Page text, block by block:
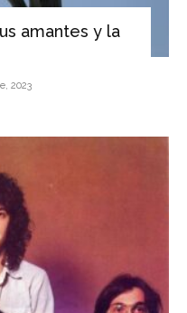
amantes y la
2023